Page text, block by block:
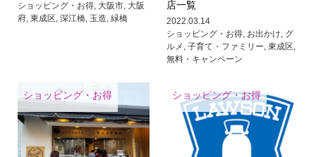
ショッピング・お得, 大阪市, 大阪
府, 東成区, 深江橋, 玉造, 緑橋
店一覧
2022.03.14
ショッピング・お得, お出かけ, グ
ルメ ,子育て・ファミリー,東成区,
無料・キャンペーン
ショッピング・お得 ショッピング・お得